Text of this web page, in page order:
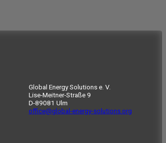
Global Energy Solutions e. V.
Lise-Meitner-Straße 9
D-89081 Ulm
office@global-energy-solutions.org